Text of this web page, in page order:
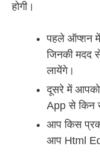
होगी।
पहले ऑप्शन
जिनकी मदद
लायेंगे।
दूसरे में आपको
App से किन
आप किस
आप Html